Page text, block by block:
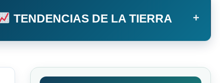
TENDENCIAS DE LA TIERRA +